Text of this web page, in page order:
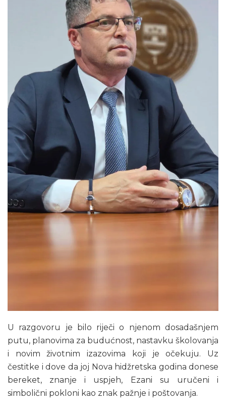
U razgovoru je bilo riječi o njenom dosadašnjem
putu, planovima za budućnost, nastavku školovanja
i novim životnim izazovima koji je očekuju. Uz
čestitke i dove da joj Nova hidžretska godina donese
bereket, znanje i uspjeh, Ezani su uručeni i
simbolični pokloni kao znak pažnje i poštovanja.